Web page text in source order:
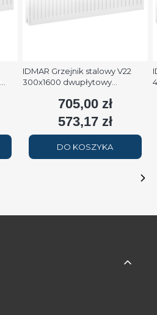
IDMAR Grzejnik stalowy V22
300x1600 dwupłytowy
(90/70/20°C) biały RAL9016
Cena
705,00 zł
Cena
573,17 zł
DO KOSZYKA